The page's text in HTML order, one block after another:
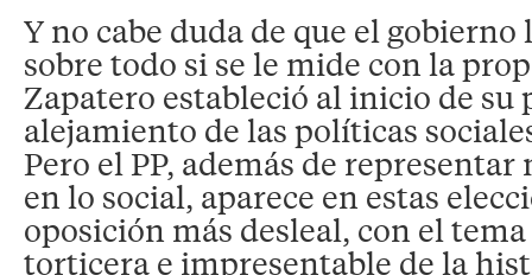
Y no cabe duda de que el
sobre todo si se le mide con la
Zapatero estableció al inicio de su
alejamiento de las políticas
Pero el PP, además de
en lo social, aparece en estas
oposición más desleal, con el
torticera e impresentable de la